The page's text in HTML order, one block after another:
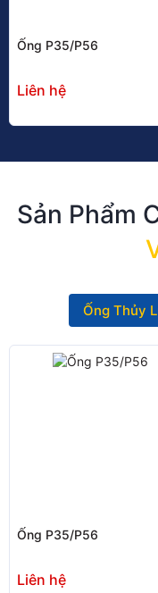
Ống P35/P56
Liên hệ
Sản Phẩm
Ống Thủy
Ống P35/P56
Liên hệ